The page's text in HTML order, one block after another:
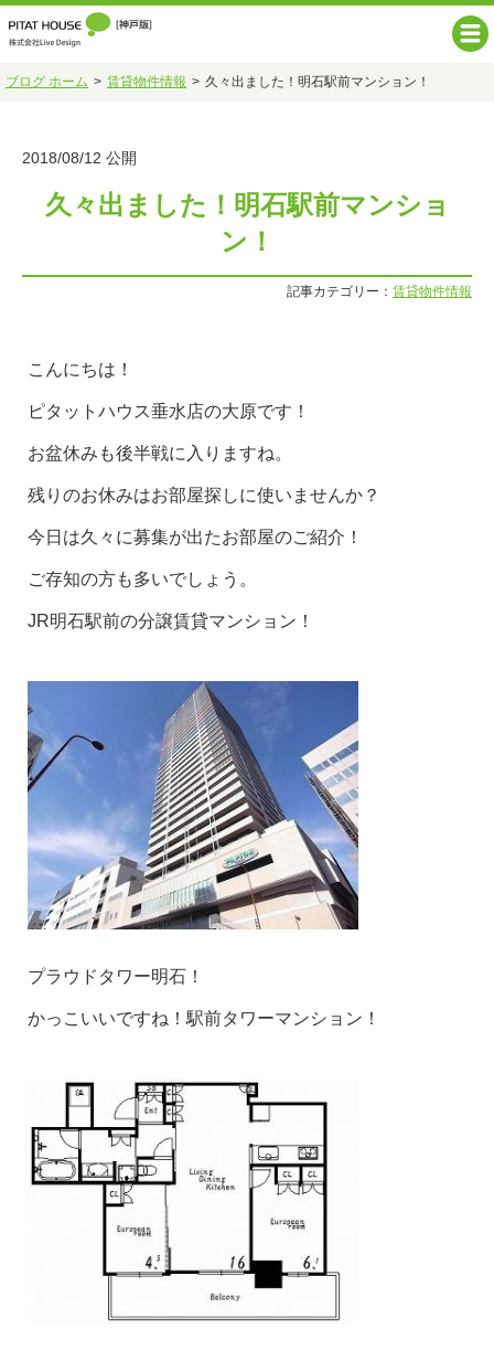
ブログ ホーム 賃貸物件情報 久々出ました！明石駅前マンション！
2018/08/12 公開
久々出ました！明石駅前マンショ
ン！
記事カテゴリー： 賃貸物件情報
こんにちは！
ピタットハウス垂水店の大原です！
お盆休みも後半戦に入りますね。
残りのお休みはお部屋探しに使いませんか？
今日は久々に募集が出たお部屋のご紹介！
ご存知の方も多いでしょう。
JR明石駅前の分譲賃貸マンション！
プラウドタワー明石！
かっこいいですね！駅前タワーマンション！